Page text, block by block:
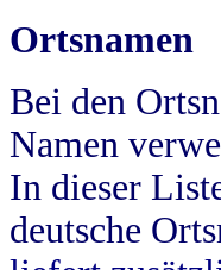
Ortsnamen
Bei den
Namen
In dieser
deutsche